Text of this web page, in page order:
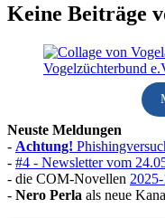
Keine Beiträge
Neuste Meldungen
- Achtung!
- #4 - Newsletter vom
- die COM-Novellen 2025-
- Nero Perla als neue